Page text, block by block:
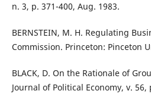
n. 3, p. 371-400, Aug. 1983.
BERNSTEIN, M. H. Regulating
Commission. Princeton: Pinceton
BLACK, D. On the Rationale of
Journal of Political Economy, v. 56,